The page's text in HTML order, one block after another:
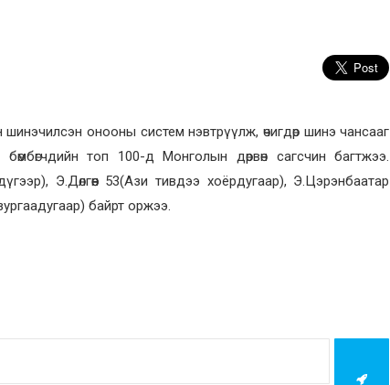
шинэчилсэн онооны систем нэвтрүүлж, өчигдөр шинэ чансааг
топ 100-д Монголын дөрвөн сагсчин багтжээ.
Э.Дөлгөөн 53(Ази тивдээ хоёрдугаар), Э.Цэрэнбаатар
байрт оржээ.